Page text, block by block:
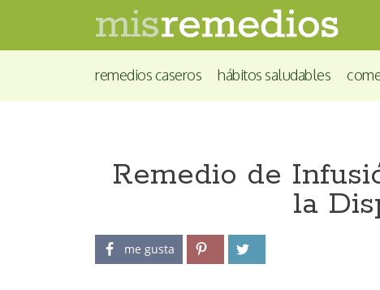
remedios caseros hábitos saludables
Remedio de
la
me gusta